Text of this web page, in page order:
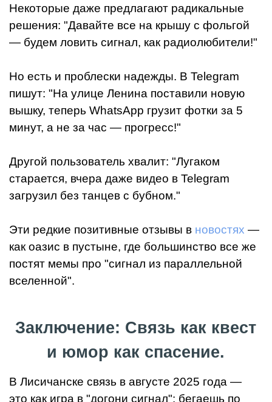
Некоторые даже предлагают радикальные
решения: "Давайте все на крышу с фольгой
— будем ловить сигнал, как радиолюбители!"
Но есть и проблески надежды. В Telegram
пишут: "На улице Ленина поставили новую
вышку, теперь WhatsApp грузит фотки за 5
минут, а не за час — прогресс!"
Другой пользователь хвалит: "Лугаком
старается, вчера даже видео в Telegram
загрузил без танцев с бубном."
Эти редкие позитивные отзывы в новостях —
как оазис в пустыне, где большинство все же
постят мемы про "сигнал из параллельной
вселенной".
Заключение: Связь как квест
и юмор как спасение.
В Лисичанске связь в августе 2025 года —
это как игра в "догони сигнал": бегаешь по